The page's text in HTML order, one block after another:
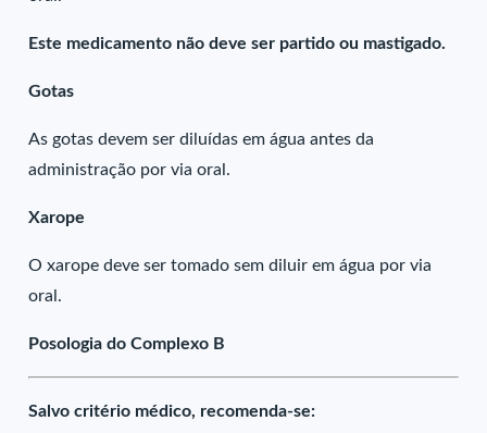
Este medicamento não deve ser partido ou mastigado.
Gotas
As gotas devem ser diluídas em água antes da
administração por via oral.
Xarope
O xarope deve ser tomado sem diluir em água por via
oral.
Posologia do Complexo B
Salvo critério médico, recomenda-se: